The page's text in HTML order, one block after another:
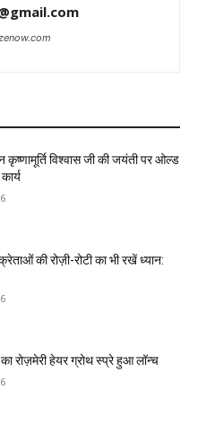
कृष्णामूर्ति विश्वास जी की जयंती पर ओल्ड
की रोज़ी-रोटी का भी रखें ध्यान:
रोज़मेरी हेयर ग्रोथ स्प्रे हुआ लॉन्च